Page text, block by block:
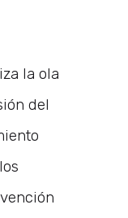
la ola
del